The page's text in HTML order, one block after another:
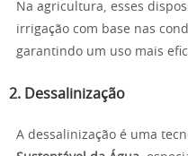
Na agricultura, esses
irrigação com base nas
garantindo um uso mais
2. Dessalinização
A dessalinização é uma